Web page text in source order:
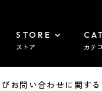
STORE
ストア カテ
問い合わせに関する